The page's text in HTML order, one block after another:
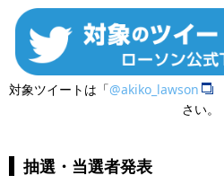
対象ツイートは「@akiko_lawson
さい。
抽選・当選者発表